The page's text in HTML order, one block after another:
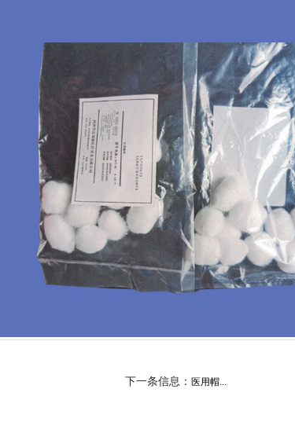
下一条信息： 医用帽...